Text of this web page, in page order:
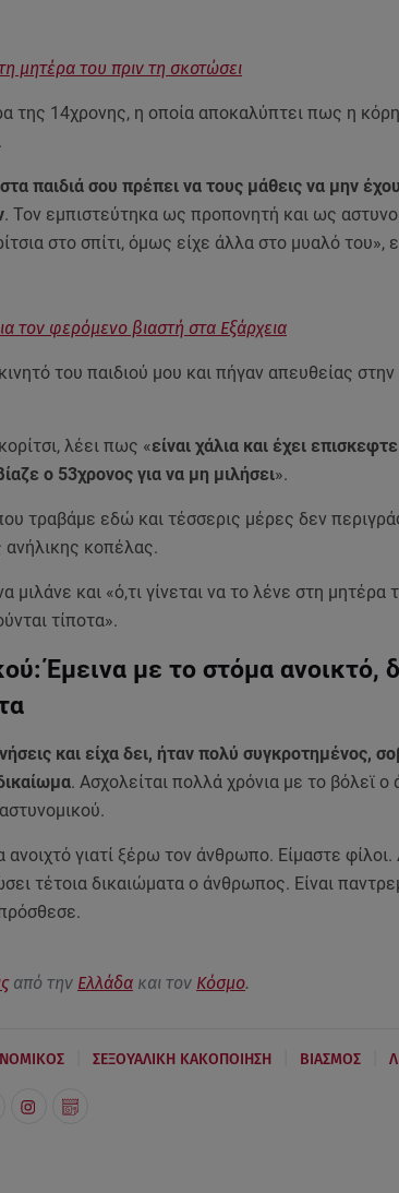
μητέρα του πριν τη σκοτώσει
της 14χρονης, η οποία αποκαλύπτει πως η
παιδιά σου πρέπει να τους μάθεις να μην
. Τον εμπιστεύτηκα ως προπονητή και ως
στο σπίτι, όμως είχε άλλα στο μυαλό του»,
τον φερόμενο βιαστή στα Εξάρχεια
του παιδιού μου και πήγαν απευθείας στην
λέει πως «είναι χάλια και έχει
ο 53χρονος για να μη μιλήσει».
τραβάμε εδώ και τέσσερις μέρες δεν
κοπέλας.
μιλάνε και «ό,τι γίνεται να το λένε στη μητέρα
τίποτα».
Έμεινα με το στόμα ανοικτό,
και είχα δει, ήταν πολύ συγκροτημένος,
. Ασχολείται πολλά χρόνια με το βόλεϊ
γιατί ξέρω τον άνθρωπο. Είμαστε
τέτοια δικαιώματα ο άνθρωπος. Είναι
από την Ελλάδακαι τον Κόσμο.
ΣΕΞΟΥΑΛΙΚΗ ΚΑΚΟΠΟΙΗΣΗ ΒΙΑΣΜΟΣ